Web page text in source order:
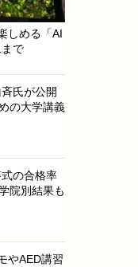
しめる「AI
で
氏が公開
の大学講義
の合格率
院別結果も
やAED講習